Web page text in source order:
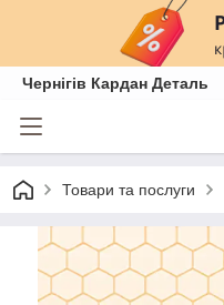
Чернігів Кардан Деталь
Товари та послуги